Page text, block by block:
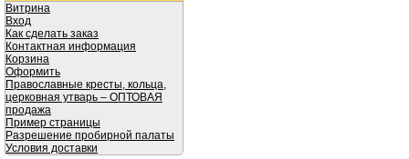
Витрина
Вход
Как сделать заказ
Контактная информация
Корзина
Оформить
Православные кресты, кольца,
церковная утварь – ОПТОВАЯ
продажа
Пример страницы
Разрешение пробирной палаты
Условия доставки